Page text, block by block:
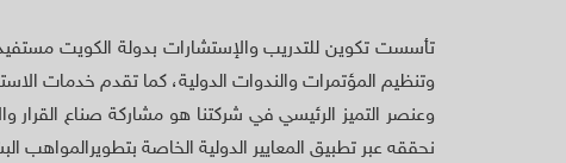
تأسست تكوين للتدريب والإستشارات بدولة الكويت
وتنظيم المؤتمرات والندوات الدولية، كما تقدم خدمات
وعنصر التميز الرئيسي في شركتنا هو مشاركة صناع
نحققه عبر تطبيق المعايير الدولية الخاصة بتطويرالمواهب